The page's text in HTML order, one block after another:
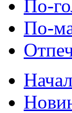
По-
По-